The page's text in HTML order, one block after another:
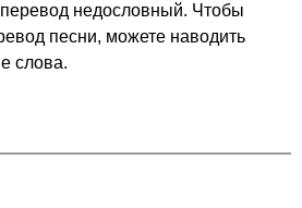
недословный. Чтобы
песни, можете наводить
слова.